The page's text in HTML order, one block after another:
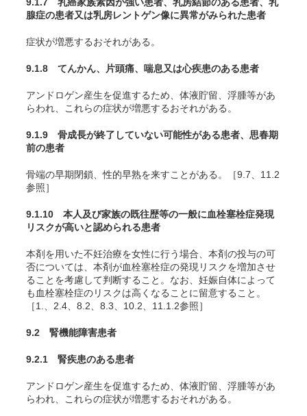
腺症の患者又は乳房レントゲン像に異常がみられた患者
症状が増悪するおそれがある。
9.1.8 てんかん、片頭痛、喘息又は心疾患のある患者
アンドロゲン産生を促進するため、体液貯留、浮腫等があ
らわれ、これらの症状が増悪するおそれがある。
9.1.9 骨成長が終了していない可能性がある患者、思春期
前の患者
骨端の早期閉鎖、性的早熟を来すことがある。［9.7、11.2
参照］
9.1.10 本人及び家族の既往歴等の一般に血栓塞栓症発現
リスクが高いと認められる患者
本剤を用いた不妊治療を女性に行う場合、本剤の投与の可
否については、本剤が血栓塞栓症の発現リスクを増加させ
ることを考慮して判断すること。なお、妊娠自体によって
も血栓塞栓症のリスクは高くなることに留意すること。
［1.、2.4、8.2、8.3、10.2、11.1.2参照］
9.2 腎機能障害患者
9.2.1 腎疾患のある患者
アンドロゲン産生を促進するため、体液貯留、浮腫等があ
らわれ、これらの症状が増悪するおそれがある。